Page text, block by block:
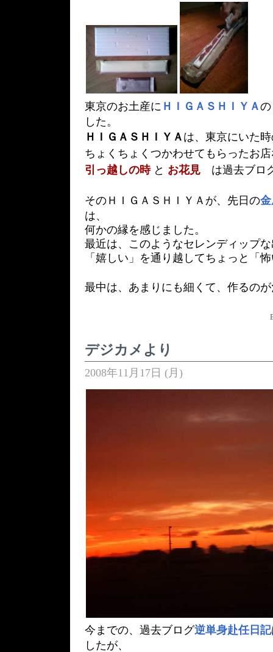
東京のお土産に ＨＩＧＡＳＨＩＹＡ
した。
ＨＩＧＡＳＨＩＹＡ は、東京にいた
ちょくちょくつかわせてもらったお
引っ越しの時と お花見 は過去ブロ
そのＨＩＧＡＳＨＩＹＡが、先日の
は、
何かの縁を感じました。
最近は、このようなセレンディップ
「嬉しい」を通り越してちょっと「
最中は、あまりにも細くて、作るのが
デジカメより
2008年11月17日 (月)
今までの、過去ブログ逆単身赴任日記
したが、